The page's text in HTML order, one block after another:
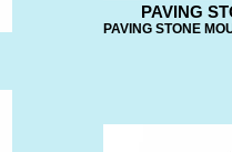
PAVING
PAVING STONE